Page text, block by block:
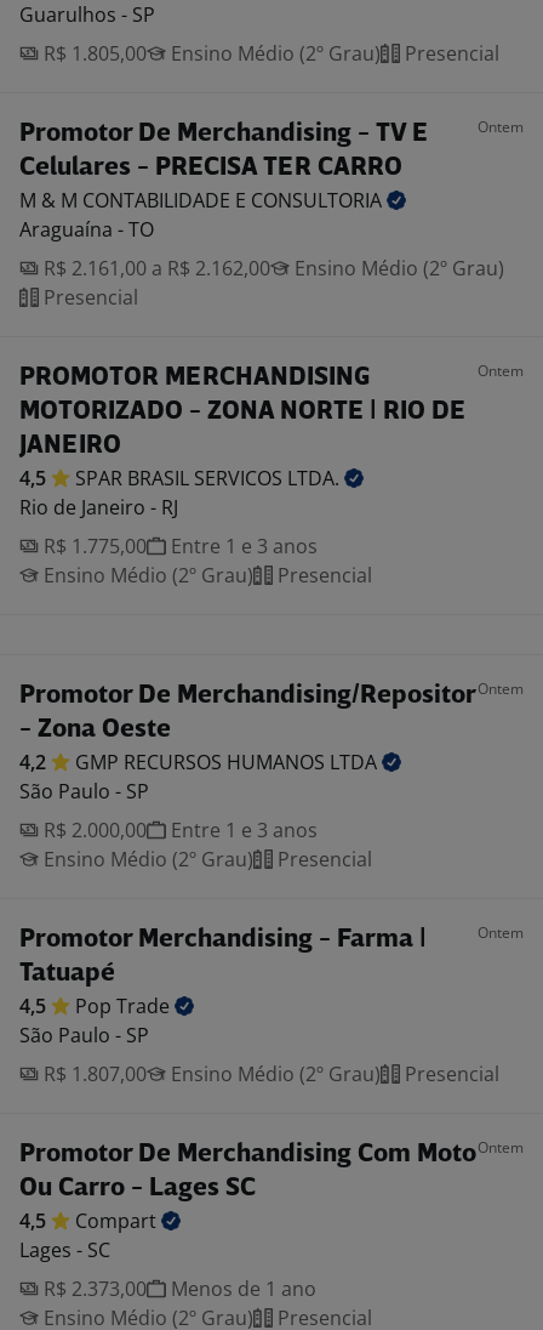
Guarulhos - SP
R$ 1.805,00
Ensino Médio (2º Grau) Presencial
Promotor De Merchandising - TV E
Celulares - PRECISA TER CARRO
Ontem
M & M CONTABILIDADE E CONSULTORIA
Araguaína - TO
R$ 2.161,00 a R$ 2.162,00
Ensino Médio (2º Grau)
Presencial
PROMOTOR MERCHANDISING
MOTORIZADO - ZONA NORTE | RIO DE
JANEIRO
Ontem
4,5 SPAR BRASIL SERVICOS LTDA.
Rio de Janeiro - RJ
R$ 1.775,00
Entre 1 e 3 anos
Ensino Médio (2º Grau)
Presencial
Promotor De Merchandising/Repositor
- Zona Oeste
Ontem
4,2 GMP RECURSOS HUMANOS LTDA
São Paulo - SP
R$ 2.000,00
Entre 1 e 3 anos
Ensino Médio (2º Grau)
Presencial
Promotor Merchandising - Farma |
Tatuapé
Ontem
4,5 Pop Trade
São Paulo - SP
R$ 1.807,00
Ensino Médio (2º Grau) Presencial
Promotor De Merchandising Com Moto
Ou Carro - Lages SC
Ontem
4,5
Compart
Lages - SC
R$ 2.373,00
Menos de 1 ano
Ensino Médio (2º Grau)
Presencial